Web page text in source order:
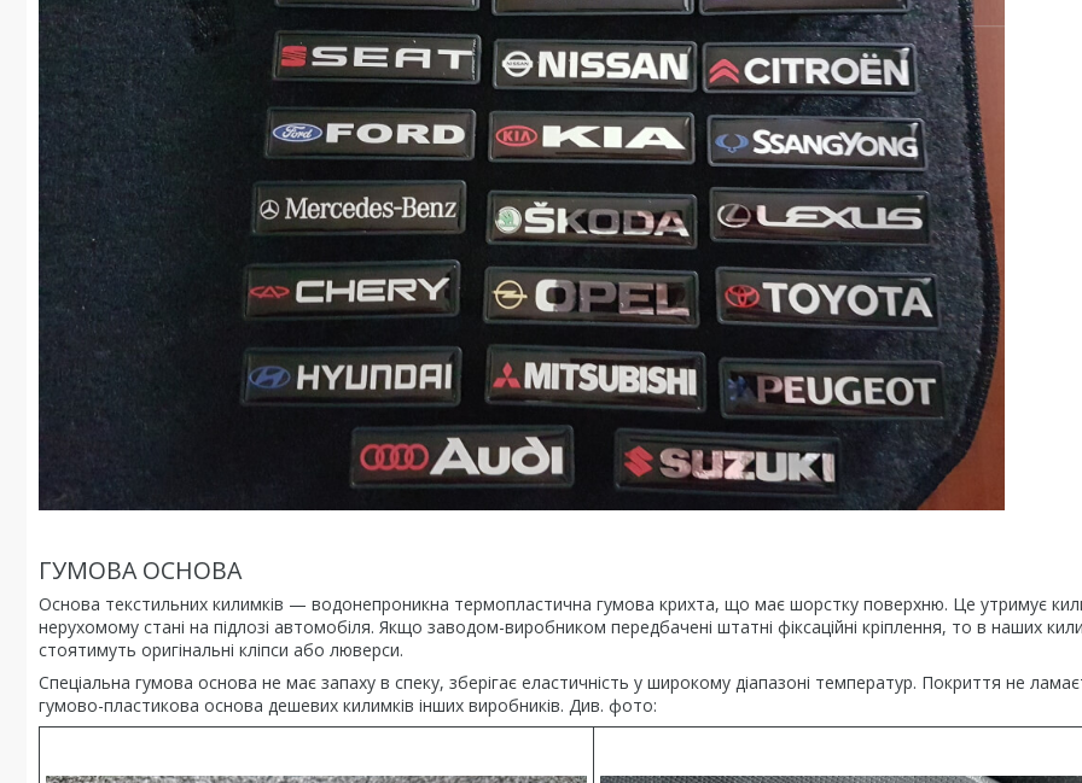
ГУМОВА ОСНОВА
Основа текстильних килимків — водонепроникна термопластична гумова крихта, що має шорстку поверхню. Це утримує
нерухомому стані на підлозі автомобіля. Якщо заводом-виробником передбачені штатні фіксаційні кріплення, то в наших
стоятимуть оригінальні кліпси або люверси.
Спеціальна гумова основа не має запаху в спеку, зберігає еластичність у широкому діапазоні температур. Покриття не
гумово-пластикова основа дешевих килимків інших виробників. Див. фото: